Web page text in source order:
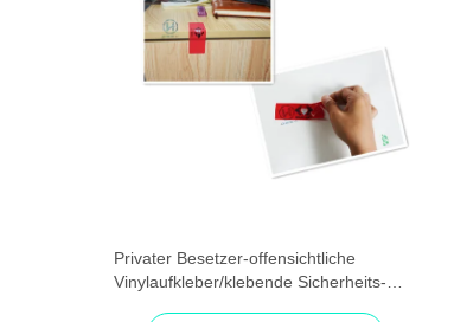
Privater Besetzer-offensichtliche
Vinylaufkleber/klebende Sicherheits-